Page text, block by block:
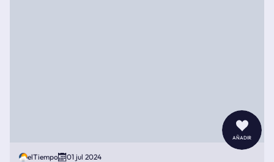
añadir
elTiempo 01 jul 2024